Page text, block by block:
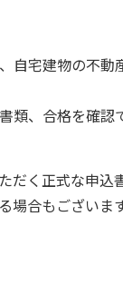
自宅建物の不動
類、合格を確認
だく正式な申
合もございま